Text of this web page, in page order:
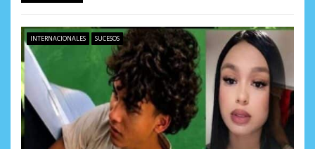
INTERNACIONALES SUCESOS